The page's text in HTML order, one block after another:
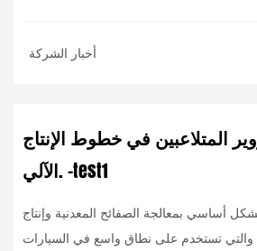
أخبار الشركة
المتلاعبين في خطوط الإنتاج
الآلي. -test1
أساسي بمعالجة الصفائح المعدنية وإنتاج
والتي تستخدم على نطاق واسع في السيارات